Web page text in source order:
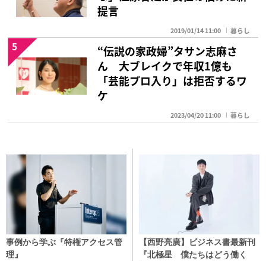
提言
2019/01/14 11:00 暮らし
“伝説の家政婦”タサン志麻さ
ん 大ブレイクで年収1億も
「芸能プロ入り」は拒否するワ
ケ
2023/04/20 11:00 暮らし
5
事例から学ぶ『特権アクセス管
理』
【西野亮廣】ビジネス書最新刊
『北極星 僕たちはどう働く